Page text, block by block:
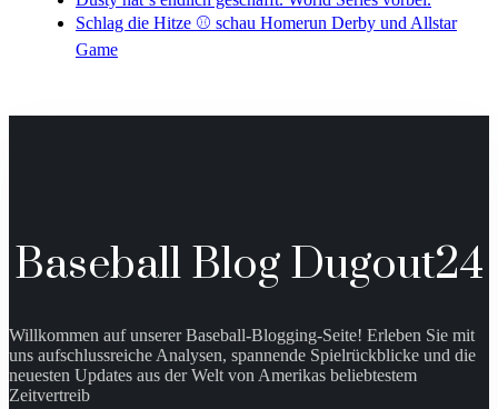
Schlag die Hitze ⚾️ schau Homerun Derby und Allstar
Game
Baseball Blog Dugout24
Willkommen auf unserer Baseball-Blogging-Seite! Erleben Sie mit
uns aufschlussreiche Analysen, spannende Spielrückblicke und die
neuesten Updates aus der Welt von Amerikas beliebtestem
Zeitvertreib